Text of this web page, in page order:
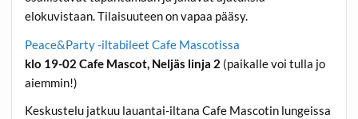
elokuvistaan. Tilaisuuteen on vapaa pääsy.
Peace&Party -iltabileet Cafe Mascotissa
klo 19-02 Cafe Mascot, Neljäs linja 2 (paikalle voi tulla jo
aiemmin!)
Keskustelu jatkuu lauantai-iltana Cafe Mascotin lungeissa